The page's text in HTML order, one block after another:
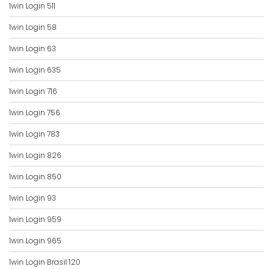
1win Login 511
1win Login 58
1win Login 63
1win Login 635
1win Login 716
1win Login 756
1win Login 783
1win Login 826
1win Login 850
1win Login 93
1win Login 959
1win Login 965
1win Login Brasil 120